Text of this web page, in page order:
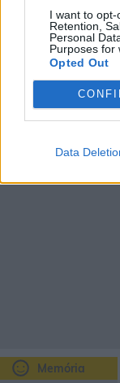
I want to opt-
Retention,
Personal
Purposes for
Opted Out
Data
20%
33
21
Memória